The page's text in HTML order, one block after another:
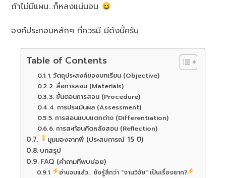
ถ้าไม่มีแผน…ก็หลงแน่นอน
องค์ประกอบหลักๆ ที่ควรมี มีดังนี้ครับ
Table of Contents
1. วัตถุประสงค์ของบทเรียน (Objective)
2. สื่อการสอน (Materials)
3. ขั้นตอนการสอน (Procedure)
4. การประเมินผล (Assessment)
5. การสอนแบบแตกต่าง (Differentiation)
6. การสะท้อนคิดหลังสอน (Reflection)
มุมมองจากพี่ (ประสบการณ์ 15 ปี)
บทสรุป
FAQ (คำถามที่พบบ่อย)
อ่านจบแล้ว... ยังรู้สึกว่า "งานวิจัย" เป็นเรื่องยาก?